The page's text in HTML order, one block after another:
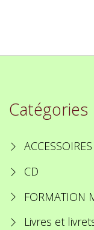
Catégories
ACCESSOIRES
CD
FORMATION
Livres et